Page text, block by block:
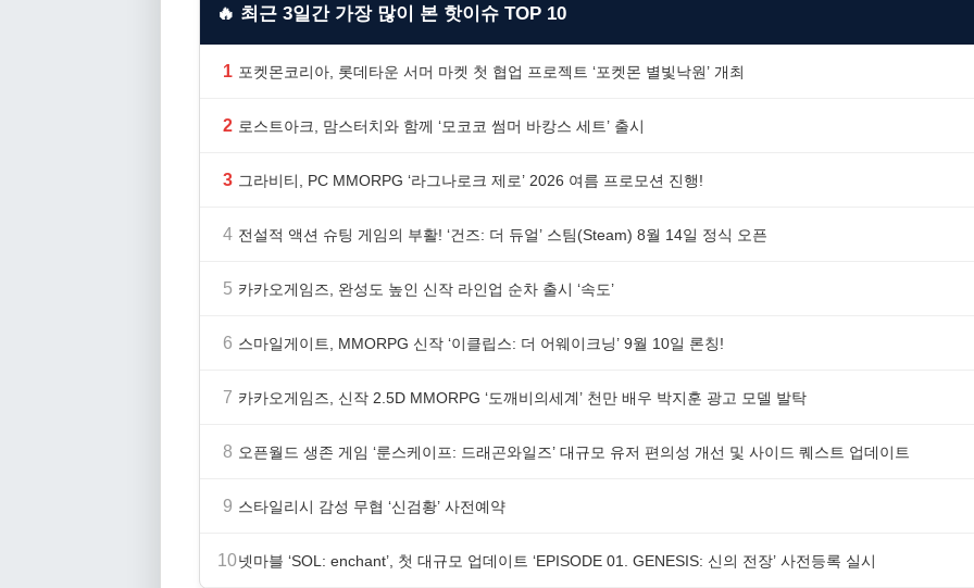
🔥 최근 3일간 가장 많이 본 핫이슈 TOP 10
1 포켓몬코리아, 롯데타운 서머 마켓 첫 협업 프로젝트 ‘포켓몬 별빛낙원’ 개최
2 로스트아크, 맘스터치와 함께 ‘모코코 썸머 바캉스 세트’ 출시
3 그라비티, PC MMORPG ‘라그나로크 제로’ 2026 여름 프로모션 진행!
4 전설적 액션 슈팅 게임의 부활! ‘건즈: 더 듀얼’ 스팀(Steam) 8월 14일 정식 오픈
5 카카오게임즈, 완성도 높인 신작 라인업 순차 출시 ‘속도’
6 스마일게이트, MMORPG 신작 ‘이클립스: 더 어웨이크닝’ 9월 10일 론칭!
7 카카오게임즈, 신작 2.5D MMORPG ‘도깨비의세계’ 천만 배우 박지훈 광고 모델 발탁
8 오픈월드 생존 게임 ‘룬스케이프: 드래곤와일즈’ 대규모 유저 편의성 개선 및 사이드 퀘스트 업데이트
9 스타일리시 감성 무협 ‘신검황’ 사전예약
10넷마블 ‘SOL: enchant’, 첫 대규모 업데이트 ‘EPISODE 01. GENESIS: 신의 전장’ 사전등록 실시